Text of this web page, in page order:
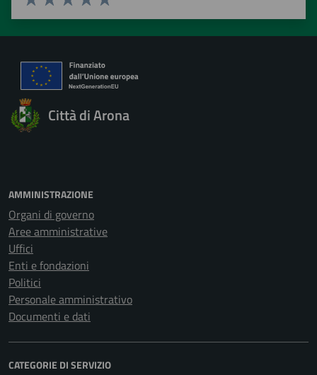
Valuta 5 stelle su 5
Valuta 4 stelle su 5
Valuta 3 stelle su 5
Valuta 2 stelle su 5
Valuta 1 stelle su 5
Città di Arona
AMMINISTRAZIONE
Organi di governo
Aree amministrative
Uffici
Enti e fondazioni
Politici
Personale amministrativo
Documenti e dati
CATEGORIE DI SERVIZIO